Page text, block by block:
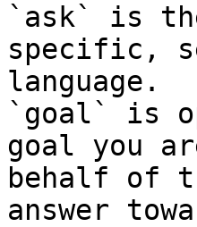
`ask` is
specific,
language.
`goal` is
goal you
behalf of
answer